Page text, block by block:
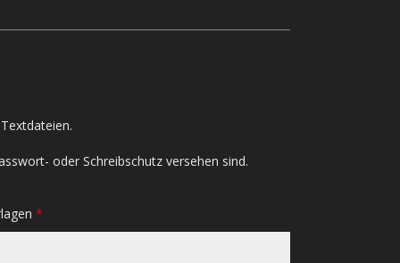
oder Schreibschutz versehen sind.
*